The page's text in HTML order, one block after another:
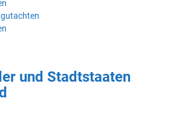
und Stadtstaaten